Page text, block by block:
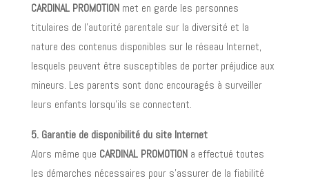
CARDINAL PROMOTION met en garde les personnes
titulaires de l’autorité parentale sur la diversité et la
nature des contenus disponibles sur le réseau Internet,
lesquels peuvent être susceptibles de porter préjudice aux
mineurs. Les parents sont donc encouragés à surveiller
leurs enfants lorsqu’ils se connectent.
5. Garantie de disponibilité du site Internet
Alors même que CARDINAL PROMOTION a effectué toutes
les démarches nécessaires pour s’assurer de la fiabilité